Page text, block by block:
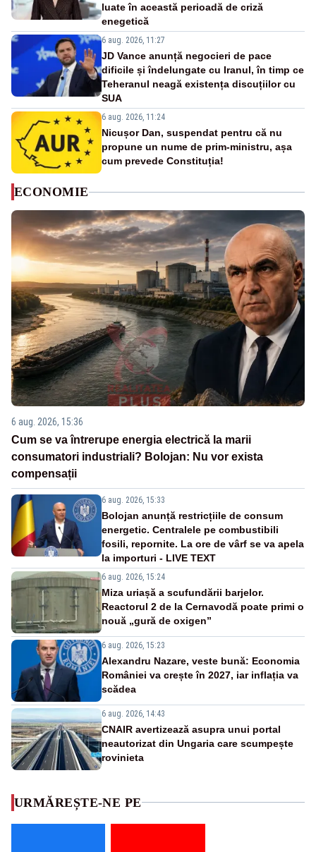
luate în această perioadă de criză
enegetică
6 aug. 2026, 11:27
JD Vance anunță negocieri de pace
dificile și îndelungate cu Iranul, în timp ce
Teheranul neagă existența discuțiilor cu
SUA
6 aug. 2026, 11:24
Nicușor Dan, suspendat pentru că nu
propune un nume de prim-ministru, așa
cum prevede Constituția!
ECONOMIE
6 aug. 2026, 15:36
Cum se va întrerupe energia electrică la marii
consumatori industriali? Bolojan: Nu vor exista
compensații
6 aug. 2026, 15:33
Bolojan anunță restricțiile de consum
energetic. Centralele pe combustibili
fosili, repornite. La ore de vârf se va apela
la importuri - LIVE TEXT
6 aug. 2026, 15:24
Miza uriașă a scufundării barjelor.
Reactorul 2 de la Cernavodă poate primi o
nouă „gură de oxigen”
6 aug. 2026, 15:23
Alexandru Nazare, veste bună: Economia
României va crește în 2027, iar inflația va
scădea
6 aug. 2026, 14:43
CNAIR avertizează asupra unui portal
neautorizat din Ungaria care scumpește
rovinieta
URMĂREȘTE-NE PE